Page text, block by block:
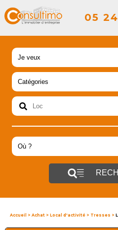
05
Accueil > Achat > Local d'activité > Tresses >